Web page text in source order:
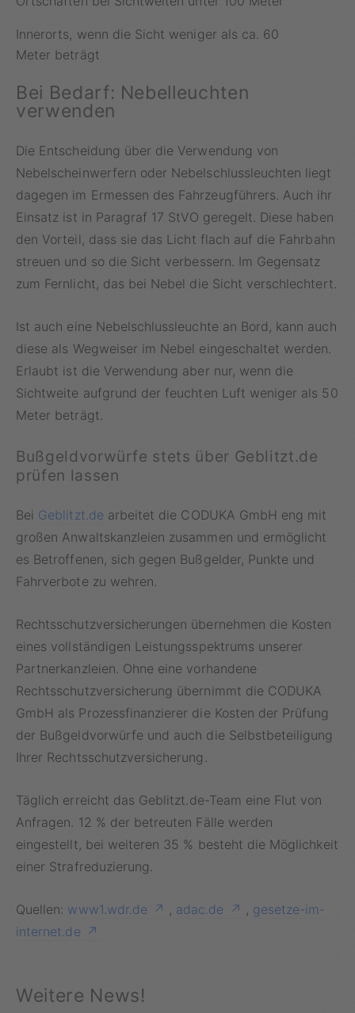
Innerorts, wenn die Sicht weniger als ca. 60
Meter beträgt
Bei Bedarf: Nebelleuchten
verwenden
Die Entscheidung über die Verwendung von
Nebelscheinwerfern oder Nebelschlussleuchten liegt
dagegen im Ermessen des Fahrzeugführers. Auch ihr
Einsatz ist in Paragraf 17 StVO geregelt. Diese haben
den Vorteil, dass sie das Licht flach auf die Fahrbahn
streuen und so die Sicht verbessern. Im Gegensatz
zum Fernlicht, das bei Nebel die Sicht verschlechtert.
Ist auch eine Nebelschlussleuchte an Bord, kann auch
diese als Wegweiser im Nebel eingeschaltet werden.
Erlaubt ist die Verwendung aber nur, wenn die
Sichtweite aufgrund der feuchten Luft weniger als 50
Meter beträgt.
Bußgeldvorwürfe stets über Geblitzt.de
prüfen lassen
Bei Geblitzt.de arbeitet die CODUKA GmbH eng mit
großen Anwaltskanzleien zusammen und ermöglicht
es Betroffenen, sich gegen Bußgelder, Punkte und
Fahrverbote zu wehren.
Rechtsschutzversicherungen übernehmen die Kosten
eines vollständigen Leistungsspektrums unserer
Partnerkanzleien. Ohne eine vorhandene
Rechtsschutzversicherung übernimmt die CODUKA
GmbH als Prozessfinanzierer die Kosten der Prüfung
der Bußgeldvorwürfe und auch die Selbstbeteiligung
Ihrer Rechtsschutzversicherung.
Täglich erreicht das Geblitzt.de-Team eine Flut von
Anfragen. 12 % der betreuten Fälle werden
eingestellt, bei weiteren 35 % besteht die Möglichkeit
einer Strafreduzierung.
Quellen: www1.wdr.de , adac.de , gesetze-im-
internet.de
Weitere News!